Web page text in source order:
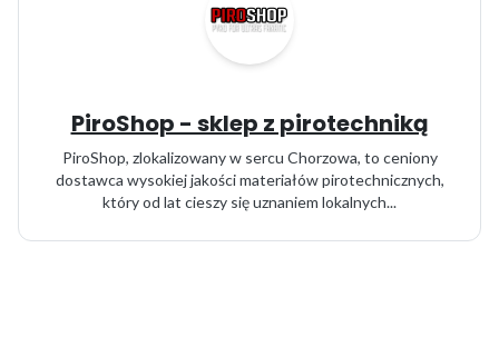
PiroShop - sklep z pirotechniką
PiroShop, zlokalizowany w sercu Chorzowa, to ceniony
dostawca wysokiej jakości materiałów pirotechnicznych,
który od lat cieszy się uznaniem lokalnych...